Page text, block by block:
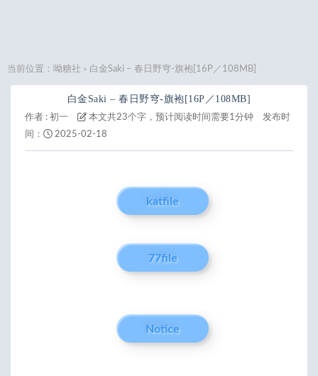
当前位置： 呦糖社 > 白金Saki – 春日野穹-旗袍[16P／108MB]
白金Saki – 春日野穹-旗袍[16P／108MB]
作者 : 初一 本文共23个字，预计阅读时间需要1分钟
发布时
间：
2025-02-18
katfile
77file
Notice